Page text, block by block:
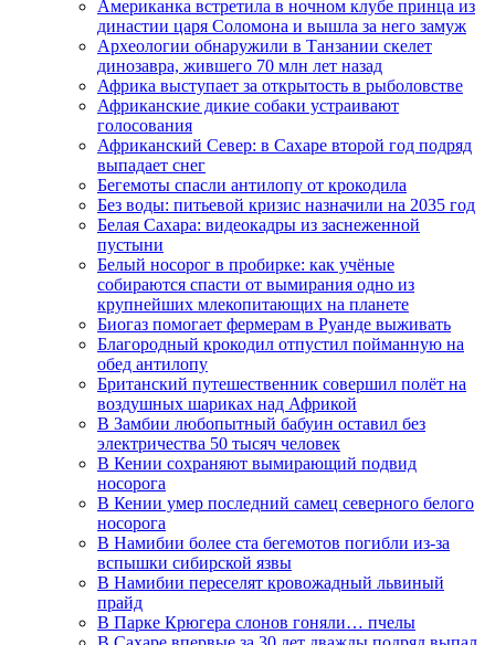
Американка встретила в ночном клубе принца из
династии царя Соломона и вышла за него замуж
Археологии обнаружили в Танзании скелет
динозавра, жившего 70 млн лет назад
Африка выступает за открытость в рыболовстве
Африканские дикие собаки устраивают
голосования
Африканский Север: в Сахаре второй год подряд
выпадает снег
Бегемоты спасли антилопу от крокодила
Без воды: питьевой кризис назначили на 2035 год
Белая Сахара: видеокадры из заснеженной
пустыни
Белый носорог в пробирке: как учёные
собираются спасти от вымирания одно из
крупнейших млекопитающих на планете
Биогаз помогает фермерам в Руанде выживать
Благородный крокодил отпустил пойманную на
обед антилопу
Британский путешественник совершил полёт на
воздушных шариках над Африкой
В Замбии любопытный бабуин оставил без
электричества 50 тысяч человек
В Кении сохраняют вымирающий подвид
носорога
В Кении умер последний самец северного белого
носорога
В Намибии более ста бегемотов погибли из-за
вспышки сибирской язвы
В Намибии переселят кровожадный львиный
прайд
В Парке Крюгера слонов гоняли… пчелы